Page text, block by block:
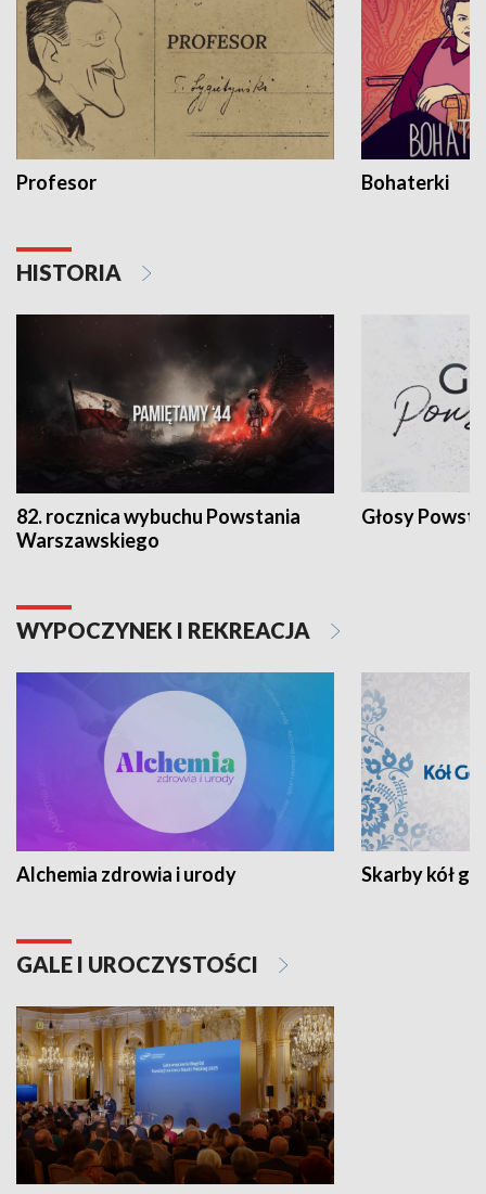
Profesor Bohaterki
HISTORIA
82. rocznica wybuchu Powstania
Warszawskiego
Głosy
WYPOCZYNEK I REKREACJA
Alchemia zdrowia i urody Skarby kół
GALE I UROCZYSTOŚCI